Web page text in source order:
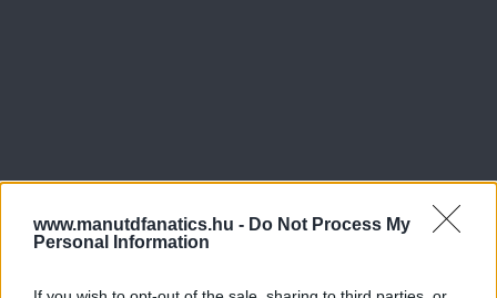
www.manutdfanatics.hu - Do Not Process My
Personal Information